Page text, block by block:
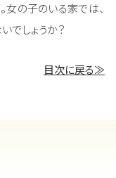
女の子のいる家では、
でしょうか？
目次に戻る≫